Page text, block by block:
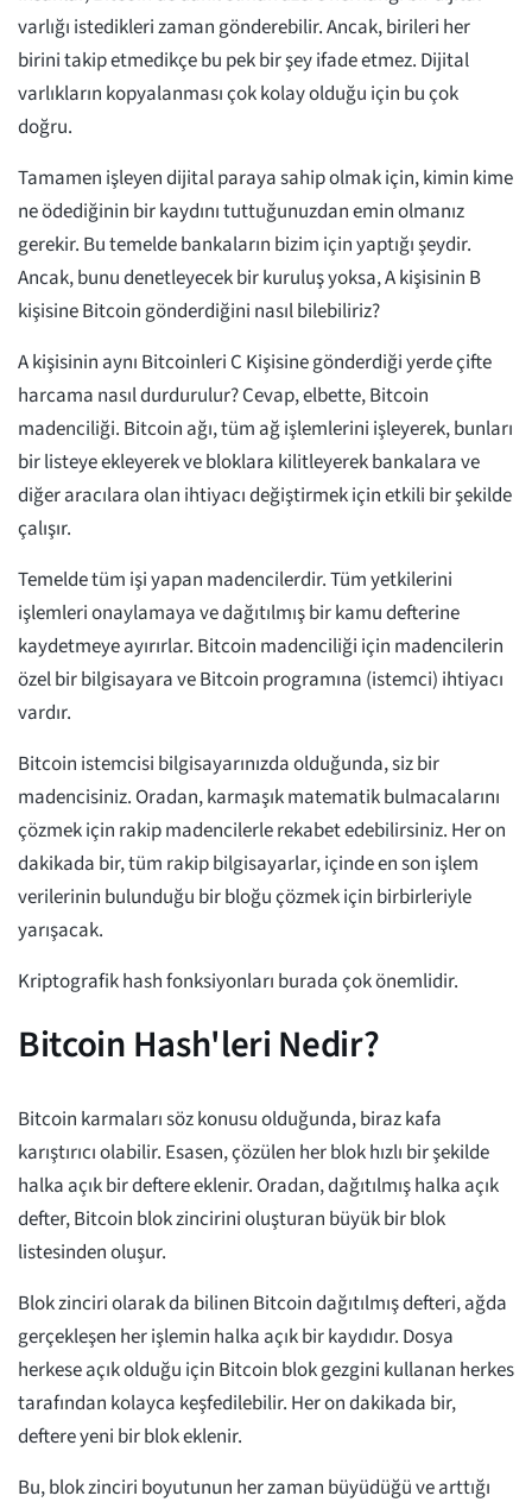
varlığı istedikleri zaman gönderebilir. Ancak, birileri her
birini takip etmedikçe bu pek bir şey ifade etmez. Dijital
varlıkların kopyalanması çok kolay olduğu için bu çok
doğru.
Tamamen işleyen dijital paraya sahip olmak için, kimin kime
ne ödediğinin bir kaydını tuttuğunuzdan emin olmanız
gerekir. Bu temelde bankaların bizim için yaptığı şeydir.
Ancak, bunu denetleyecek bir kuruluş yoksa, A kişisinin B
kişisine Bitcoin gönderdiğini nasıl bilebiliriz?
A kişisinin aynı Bitcoinleri C Kişisine gönderdiği yerde çifte
harcama nasıl durdurulur? Cevap, elbette, Bitcoin
madenciliği. Bitcoin ağı, tüm ağ işlemlerini işleyerek, bunları
bir listeye ekleyerek ve bloklara kilitleyerek bankalara ve
diğer aracılara olan ihtiyacı değiştirmek için etkili bir şekilde
çalışır.
Temelde tüm işi yapan madencilerdir. Tüm yetkilerini
işlemleri onaylamaya ve dağıtılmış bir kamu defterine
kaydetmeye ayırırlar. Bitcoin madenciliği için madencilerin
özel bir bilgisayara ve Bitcoin programına (istemci) ihtiyacı
vardır.
Bitcoin istemcisi bilgisayarınızda olduğunda, siz bir
madencisiniz. Oradan, karmaşık matematik bulmacalarını
çözmek için rakip madencilerle rekabet edebilirsiniz. Her on
dakikada bir, tüm rakip bilgisayarlar, içinde en son işlem
verilerinin bulunduğu bir bloğu çözmek için birbirleriyle
yarışacak.
Kriptografik hash fonksiyonları burada çok önemlidir.
Bitcoin Hash'leri Nedir?
Bitcoin karmaları söz konusu olduğunda, biraz kafa
karıştırıcı olabilir. Esasen, çözülen her blok hızlı bir şekilde
halka açık bir deftere eklenir. Oradan, dağıtılmış halka açık
defter, Bitcoin blok zincirini oluşturan büyük bir blok
listesinden oluşur.
Blok zinciri olarak da bilinen Bitcoin dağıtılmış defteri, ağda
gerçekleşen her işlemin halka açık bir kaydıdır. Dosya
herkese açık olduğu için Bitcoin blok gezgini kullanan herkes
tarafından kolayca keşfedilebilir. Her on dakikada bir,
deftere yeni bir blok eklenir.
Bu, blok zinciri boyutunun her zaman büyüdüğü ve arttığı